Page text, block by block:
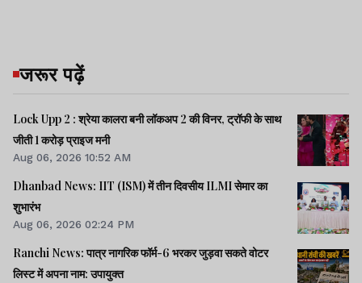
जरूर पढ़ें
Lock Upp 2 : श्रेया कालरा बनी लॉकअप 2 की विनर, ट्रॉफी के साथ
जीती 1 करोड़ प्राइज मनी
Aug 06, 2026 10:52 AM
Dhanbad News: IIT (ISM) में तीन दिवसीय ILMI सेमार का
शुभारंभ
Aug 06, 2026 02:24 PM
Ranchi News: पात्र नागरिक फॉर्म-6 भरकर जुड़वा सकते वोटर
लिस्ट में अपना नाम: उपायुक्त